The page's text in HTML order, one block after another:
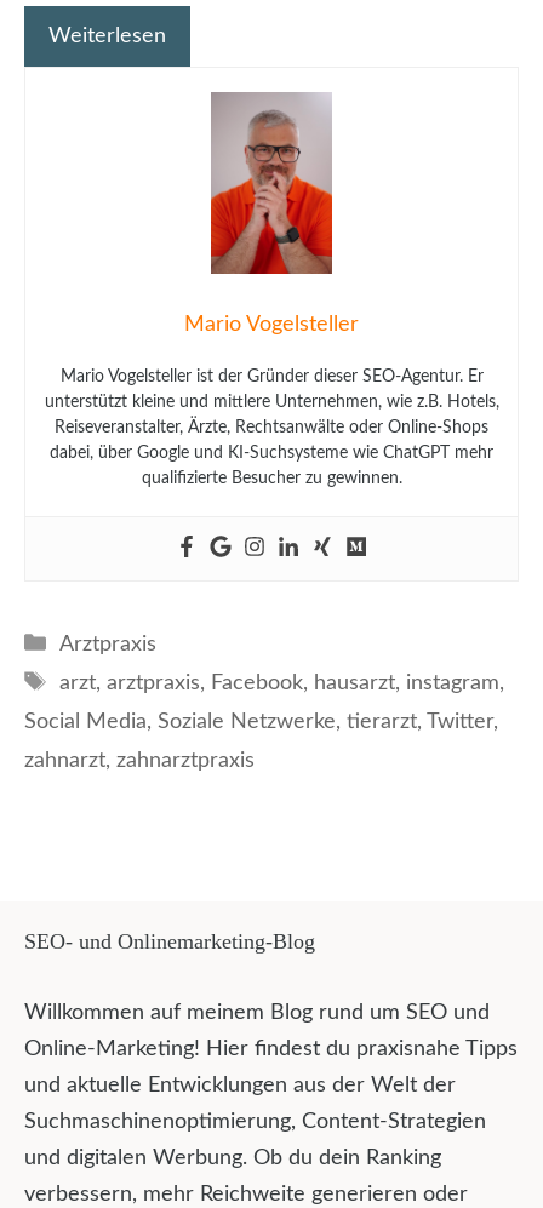
Weiterlesen
Mario Vogelsteller
Mario Vogelsteller ist der Gründer dieser SEO-Agentur. Er
unterstützt kleine und mittlere Unternehmen, wie z.B. Hotels,
Reiseveranstalter, Ärzte, Rechtsanwälte oder Online-Shops
dabei, über Google und KI-Suchsysteme wie ChatGPT mehr
qualifizierte Besucher zu gewinnen.
Kategorien
Arztpraxis
Schlagwörter
arzt, arztpraxis, Facebook, hausarzt, instagram,
Social Media, Soziale Netzwerke, tierarzt, Twitter,
zahnarzt, zahnarztpraxis
SEO- und Onlinemarketing-Blog
Willkommen auf meinem Blog rund um SEO und
Online-Marketing! Hier findest du praxisnahe Tipps
und aktuelle Entwicklungen aus der Welt der
Suchmaschinenoptimierung, Content-Strategien
und digitalen Werbung. Ob du dein Ranking
verbessern, mehr Reichweite generieren oder